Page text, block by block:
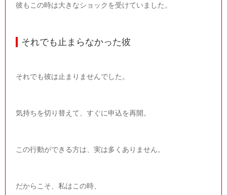
彼もこの時は大きなショックを受けていました。
それでも止まらなかった彼
それでも彼は止まりませんでした。
気持ちを切り替えて、すぐに申込を再開。
この行動ができる方は、実は多くありません。
だからこそ、私はこの時、